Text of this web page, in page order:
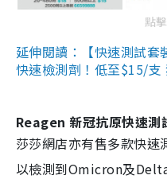
點
延伸閱讀：【快速測試
快速檢測劑！低至$15/
Reagen 新冠抗原快速測
莎莎網店亦有售多款快
以檢測到Omicron及